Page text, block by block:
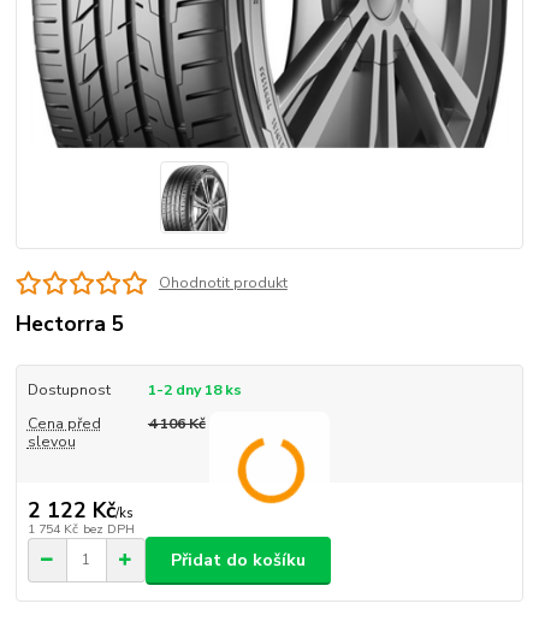
Ohodnotit produkt
Hectorra 5
Dostupnost
1-2 dny 18 ks
Cena před
slevou
4 106 Kč
2 122 Kč/ks
1 754 Kč bez DPH
Přidat do košíku